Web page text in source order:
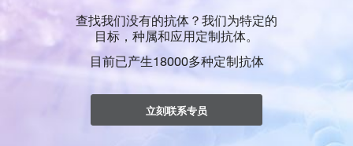
查找我们没有的抗体？我们为特定的
目标，种属和应用定制抗体。
目前已产生18000多种定制抗体
立刻联系专员